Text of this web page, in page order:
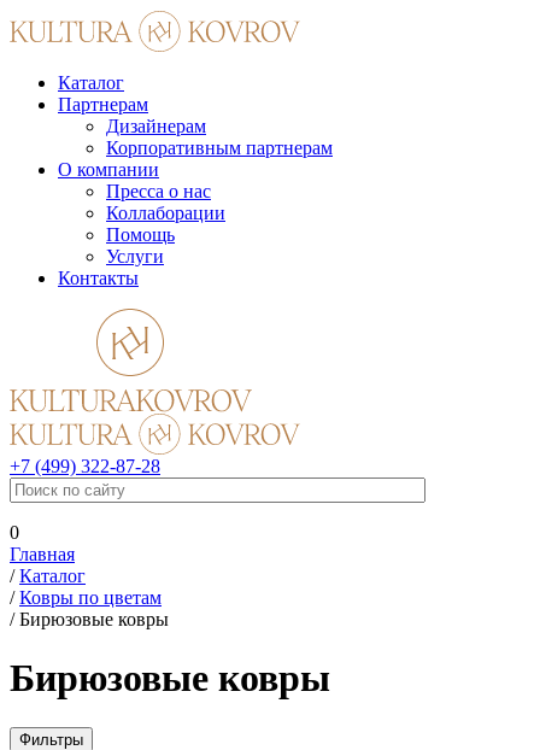
Каталог
Партнерам
Дизайнерам
Корпоративным партнерам
О компании
Пресса о нас
Коллаборации
Помощь
Услуги
Контакты
+7 (499) 322-87-28
0
Главная
/Каталог
/Ковры по цветам
/Бирюзовые ковры
Бирюзовые ковры
Фильтры